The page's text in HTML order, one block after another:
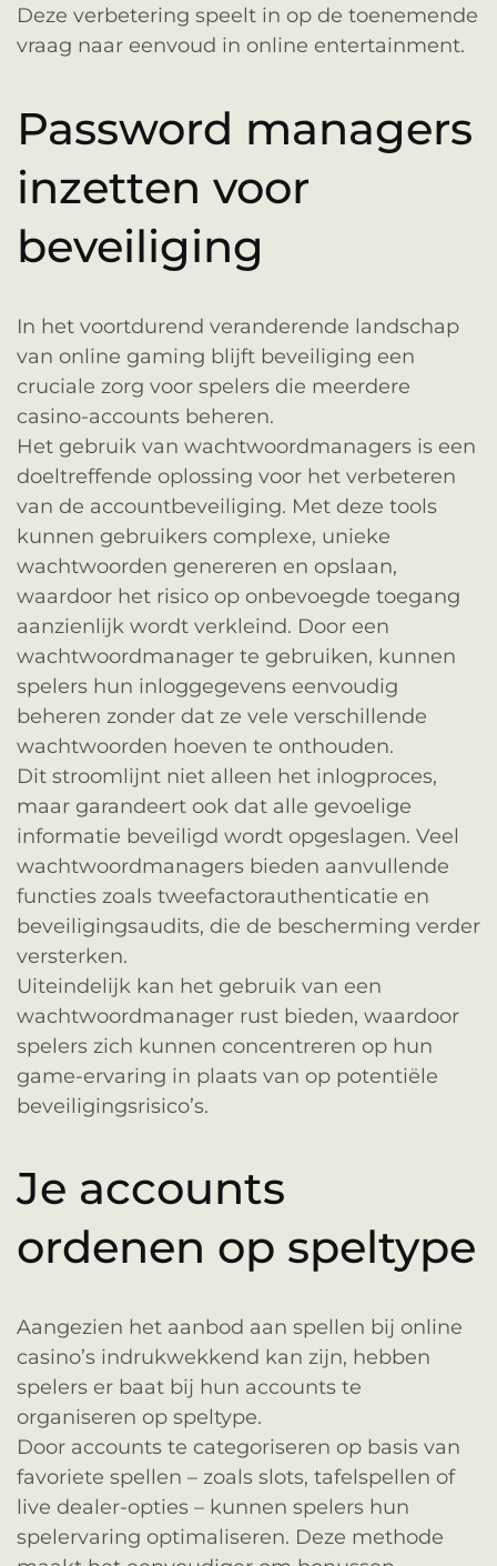
Deze verbetering speelt in op de toenemende
vraag naar eenvoud in online entertainment.
Password managers
inzetten voor
beveiliging
In het voortdurend veranderende landschap
van online gaming blijft beveiliging een
cruciale zorg voor spelers die meerdere
casino-accounts beheren.
Het gebruik van wachtwoordmanagers is een
doeltreffende oplossing voor het verbeteren
van de accountbeveiliging. Met deze tools
kunnen gebruikers complexe, unieke
wachtwoorden genereren en opslaan,
waardoor het risico op onbevoegde toegang
aanzienlijk wordt verkleind. Door een
wachtwoordmanager te gebruiken, kunnen
spelers hun inloggegevens eenvoudig
beheren zonder dat ze vele verschillende
wachtwoorden hoeven te onthouden.
Dit stroomlijnt niet alleen het inlogproces,
maar garandeert ook dat alle gevoelige
informatie beveiligd wordt opgeslagen. Veel
wachtwoordmanagers bieden aanvullende
functies zoals tweefactorauthenticatie en
beveiligingsaudits, die de bescherming verder
versterken.
Uiteindelijk kan het gebruik van een
wachtwoordmanager rust bieden, waardoor
spelers zich kunnen concentreren op hun
game-ervaring in plaats van op potentiële
beveiligingsrisico’s.
Je accounts
ordenen op speltype
Aangezien het aanbod aan spellen bij online
casino’s indrukwekkend kan zijn, hebben
spelers er baat bij hun accounts te
organiseren op speltype.
Door accounts te categoriseren op basis van
favoriete spellen – zoals slots, tafelspellen of
live dealer-opties – kunnen spelers hun
spelervaring optimaliseren. Deze methode